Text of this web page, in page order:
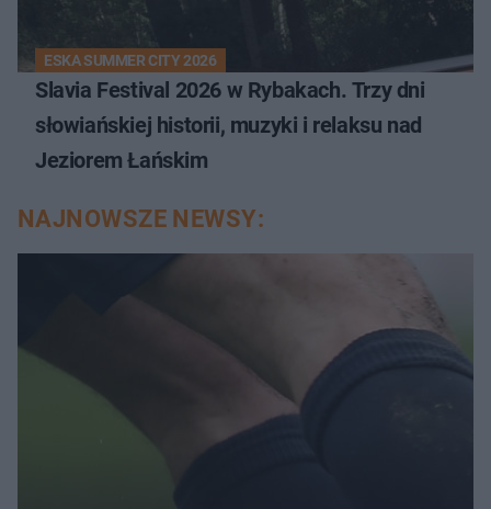
ESKA SUMMER CITY 2026
Slavia Festival 2026 w Rybakach. Trzy dni
słowiańskiej historii, muzyki i relaksu nad
Jeziorem Łańskim
NAJNOWSZE NEWSY: